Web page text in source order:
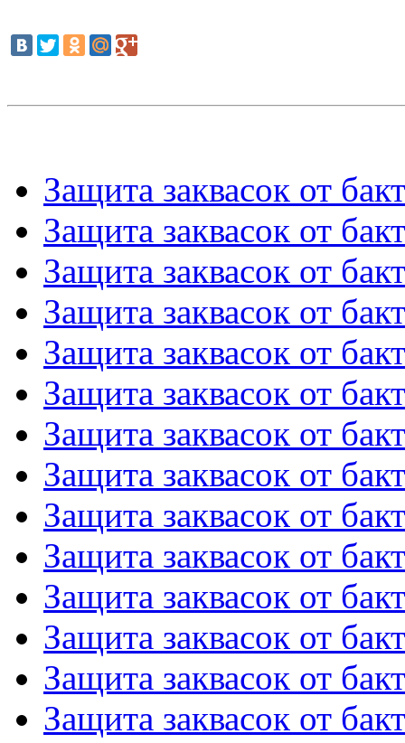
Защита заквасок от
Защита заквасок от
Защита заквасок от
Защита заквасок от
Защита заквасок от
Защита заквасок от
Защита заквасок от
Защита заквасок от
Защита заквасок от
Защита заквасок от
Защита заквасок от
Защита заквасок от
Защита заквасок от
Защита заквасок от